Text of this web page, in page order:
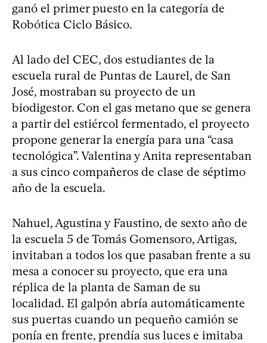
ganó el primer puesto en la categoría de
Robótica Ciclo Básico.
Al lado del CEC, dos estudiantes de la
escuela rural de Puntas de Laurel, de San
José, mostraban su proyecto de un
biodigestor. Con el gas metano que se genera
a partir del estiércol fermentado, el proyecto
propone generar la energía para una “casa
tecnológica”. Valentina y Anita representaban
a sus cinco compañeros de clase de séptimo
año de la escuela.
Nahuel, Agustina y Faustino, de sexto año de
la escuela 5 de Tomás Gomensoro, Artigas,
invitaban a todos los que pasaban frente a su
mesa a conocer su proyecto, que era una
réplica de la planta de Saman de su
localidad. El galpón abría automáticamente
sus puertas cuando un pequeño camión se
ponía en frente, prendía sus luces e imitaba